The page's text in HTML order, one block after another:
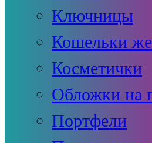
Ключницы
Кошельки
Косметички
Обложки на
Портфели